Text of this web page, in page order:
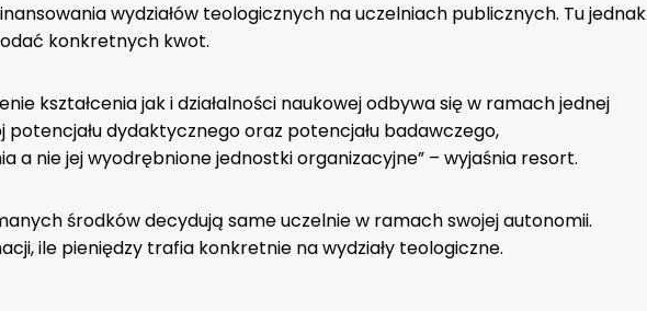
wydziałów teologicznych na uczelniach publicznych. Tu jednak
konkretnych kwot.
kształcenia jak i działalności naukowej odbywa się w ramach jednej
dydaktycznego oraz potencjału badawczego,
a nie jej wyodrębnione jednostki organizacyjne” – wyjaśnia resort.
środków decydują same uczelnie w ramach swojej autonomii.
ile pieniędzy trafia konkretnie na wydziały teologiczne.